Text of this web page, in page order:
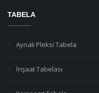
TABELA
Aynalı Pleksi Tabela
İnşaat Tabelası